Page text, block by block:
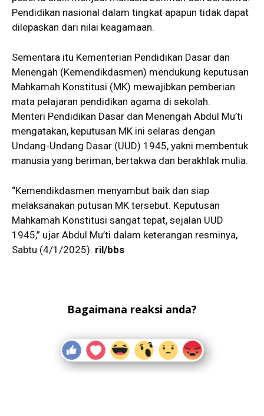
Pendidikan nasional dalam tingkat apapun tidak dapat
dilepaskan dari nilai keagamaan.
Sementara itu Kementerian Pendidikan Dasar dan
Menengah (Kemendikdasmen) mendukung keputusan
Mahkamah Konstitusi (MK) mewajibkan pemberian
mata pelajaran pendidikan agama di sekolah.
Menteri Pendidikan Dasar dan Menengah Abdul Mu’ti
mengatakan, keputusan MK ini selaras dengan
Undang-Undang Dasar (UUD) 1945, yakni membentuk
manusia yang beriman, bertakwa dan berakhlak mulia.
“Kemendikdasmen menyambut baik dan siap
melaksanakan putusan MK tersebut. Keputusan
Mahkamah Konstitusi sangat tepat, sejalan UUD
1945,” ujar Abdul Mu’ti dalam keterangan resminya,
Sabtu (4/1/2025). ril/bbs
Bagaimana reaksi anda?